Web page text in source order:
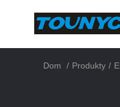
Dom / Produkty /